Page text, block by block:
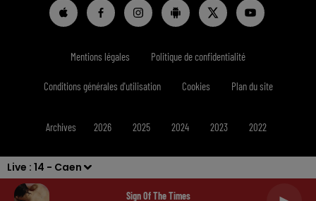
Live : 14 - Caen
Sign Of The Times
Mentions légales Politique de confidentialité
Conditions générales d'utilisation Cookies Plan du site
Archives 2026 2025 2024 2023 2022